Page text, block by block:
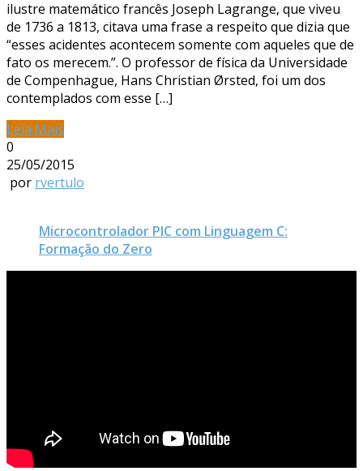
ilustre matemático francês Joseph Lagrange, que viveu
de 1736 a 1813, citava uma frase a respeito que dizia que
“esses acidentes acontecem somente com aqueles que de
fato os merecem.”. O professor de física da Universidade
de Compenhague, Hans Christian Ørsted, foi um dos
contemplados com esse […]
Leia Mais
0
25/05/2015
por rvertulo
Microcontrolador PIC com Linguagem C:
Formação do Zero